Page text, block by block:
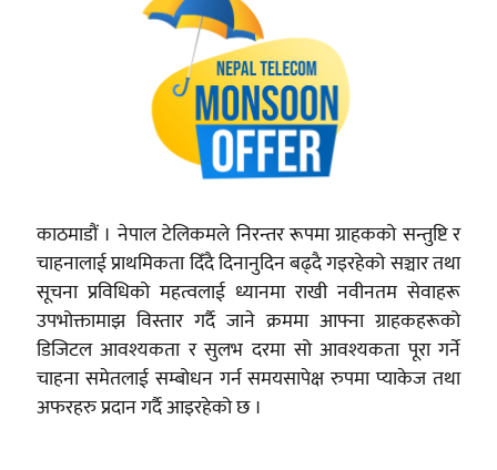
काठमाडौं । नेपाल टेलिकमले निरन्तर रूपमा ग्राहकको सन्तुष्टि र
चाहनालाई प्राथमिकता दिँदै दिनानुदिन बढ्दै गइरहेको सञ्चार तथा
सूचना प्रविधिको महत्वलाई ध्यानमा राखी नवीनतम सेवाहरू
उपभोक्तामाझ विस्तार गर्दै जाने क्रममा आफ्ना ग्राहकहरूको
डिजिटल आवश्यकता र सुलभ दरमा सो आवश्यकता पूरा गर्ने
चाहना समेतलाई सम्बोधन गर्न समयसापेक्ष रुपमा प्याकेज तथा
अफरहरु प्रदान गर्दै आइरहेको छ ।